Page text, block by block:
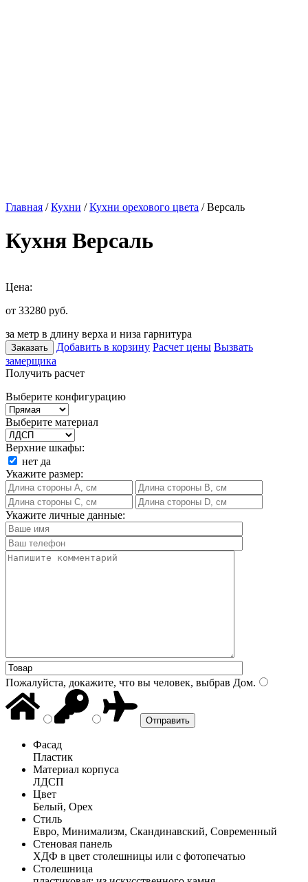
Главная /Кухни /Кухни орехового цвета / Версаль
Кухня Версаль
Цена:
от 33280 руб.
за метр в длину верха и низа гарнитура
Заказать Добавить в корзину Расчет цены Вызвать
замерщика
Получить расчет
Выберите конфигурацию
Выберите материал
Верхние шкафы:
нет да
Укажите размер:
Укажите личные данные:
Пожалуйста, докажите, что вы человек, выбрав Дом.
Фасад
Пластик
Материал корпуса
ЛДСП
Цвет
Белый, Орех
Стиль
Евро, Минимализм, Скандинавский, Современный
Стеновая панель
ХДФ в цвет столешницы или с фотопечатью
Столешница